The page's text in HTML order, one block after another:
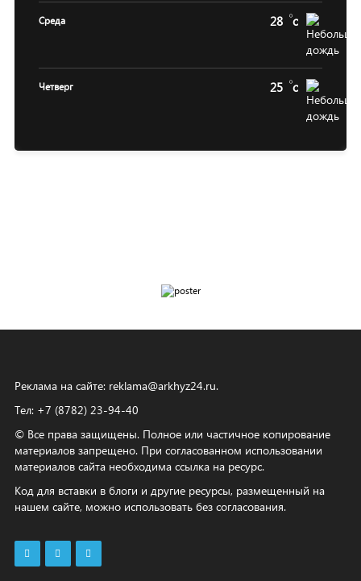
Среда 28 c
Четверг 25 c
Реклама на сайте: reklama@arkhyz24.ru.
Тел: +7 (8782) 23‑94‑40
© Все права защищены. Полное или частичное копирование
материалов запрещено. При согласованном использовании
материалов сайта необходима ссылка на ресурс.
Код для вставки в блоги и другие ресурсы, размещенный на
нашем сайте, можно использовать без согласования.